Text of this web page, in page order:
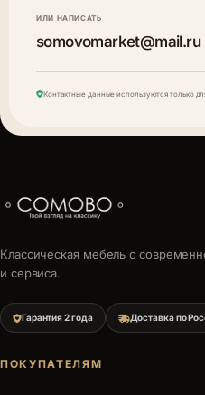
ИЛИ НАПИСАТЬ
somovomarket@mail.ru
Контактные данные используются только
Классическая мебель с
и сервиса.
Гарантия 2 года Доставка по
ПОКУПАТЕЛЯМ